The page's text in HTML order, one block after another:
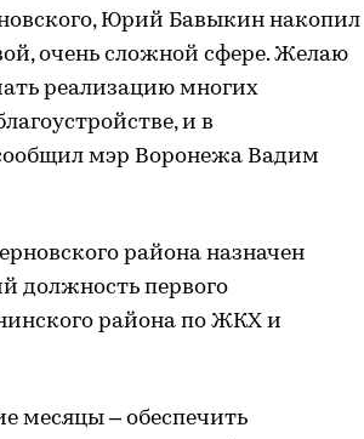
Юрий Бавыкин накопил
очень сложной сфере. Желаю
реализацию многих
и в
мэр Воронежа Вадим
района назначен
должность первого
района по ЖКХ и
месяцы – обеспечить